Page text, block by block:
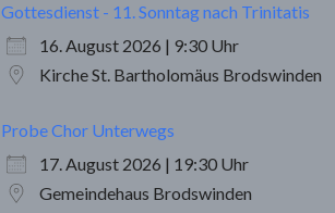
Gottesdienst - 11. Sonntag nach Trinitatis
16. August 2026 | 9:30 Uhr
Kirche St. Bartholomäus Brodswinden
Probe Chor Unterwegs
17. August 2026 | 19:30 Uhr
Gemeindehaus Brodswinden